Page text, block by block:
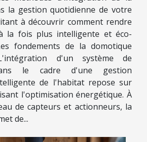
la gestion quotidienne de votre
à découvrir comment rendre
la fois plus intelligente et éco-
fondements de la domotique
d'un système de
le cadre d'une gestion
de l'habitat repose sur
l'optimisation énergétique. À
de capteurs et actionneurs, la
de...